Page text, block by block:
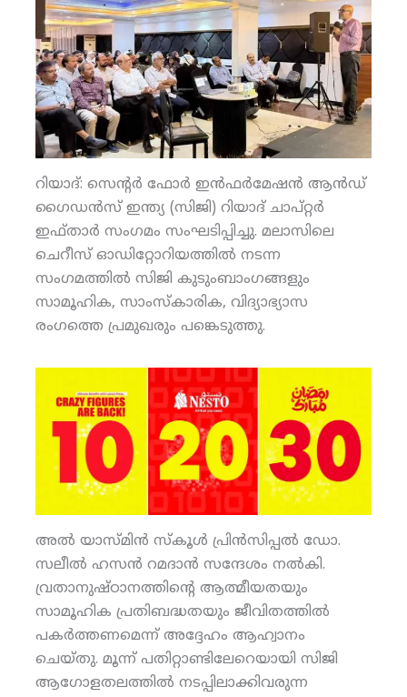
റിയാദ്: സെന്റര്‍ ഫോര്‍ ഇന്‍ഫര്‍മേഷന്‍ ആന്‍ഡ്
ഗൈഡന്‍സ് ഇന്ത്യ (സിജി) റിയാദ് ചാപ്റ്റര്‍
ഇഫ്താര്‍ സംഗമം സംഘടിപ്പിച്ചു. മലാസിലെ
ചെറീസ് ഓഡിറ്റോറിയത്തില്‍ നടന്ന
സംഗമത്തില്‍ സിജി കുടുംബാംഗങ്ങളും
സാമൂഹിക, സാംസ്‌കാരിക, വിദ്യാഭ്യാസ
രംഗത്തെ പ്രമുഖരും പങ്കെടുത്തു.
അല്‍ യാസ്മിന്‍ സ്‌കൂള്‍ പ്രിന്‍സിപ്പല്‍ ഡോ.
സലീല്‍ ഹസന്‍ റമദാന്‍ സന്ദേശം നല്‍കി.
വ്രതാനുഷ്ഠാനത്തിന്റെ ആത്മീയതയും
സാമൂഹിക പ്രതിബദ്ധതയും ജീവിതത്തില്‍
പകര്‍ത്തണമെന്ന് അദ്ദേഹം ആഹ്വാനം
ചെയ്തു. മൂന്ന് പതിറ്റാണ്ടിലേറെയായി സിജി
ആഗോളതലത്തില്‍ നടപ്പിലാക്കിവരുന്ന